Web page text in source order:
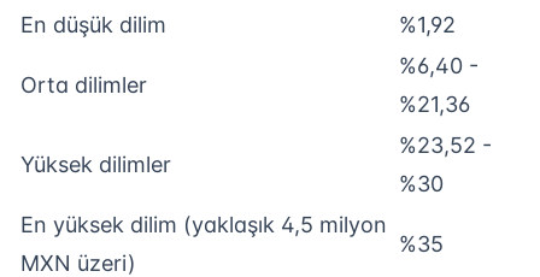
En düşük dilim %1,92
Orta dilimler
%6,40 -
%21,36
Yüksek dilimler
%23,52 -
%30
En yüksek dilim (yaklaşık 4,5 milyon
MXN üzeri)
%35